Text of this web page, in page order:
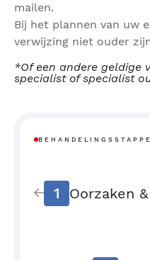
mailen.
Bij het plannen van uw
verwijzing niet ouder
*Of een andere geldige
specialist of specialist
1 Oorzaken